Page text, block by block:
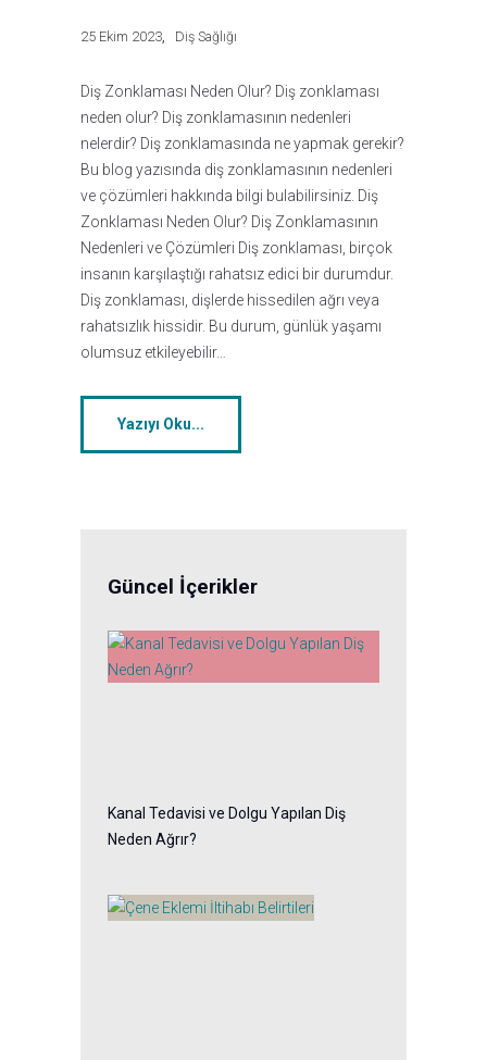
25 Ekim 2023 Diş Sağlığı
Diş Zonklaması Neden Olur? Diş zonklaması
neden olur? Diş zonklamasının nedenleri
nelerdir? Diş zonklamasında ne yapmak gerekir?
Bu blog yazısında diş zonklamasının nedenleri
ve çözümleri hakkında bilgi bulabilirsiniz. Diş
Zonklaması Neden Olur? Diş Zonklamasının
Nedenleri ve Çözümleri Diş zonklaması, birçok
insanın karşılaştığı rahatsız edici bir durumdur.
Diş zonklaması, dişlerde hissedilen ağrı veya
rahatsızlık hissidir. Bu durum, günlük yaşamı
olumsuz etkileyebilir…
Yazıyı Oku...
Güncel İçerikler
Kanal Tedavisi ve Dolgu Yapılan Diş
Neden Ağrır?